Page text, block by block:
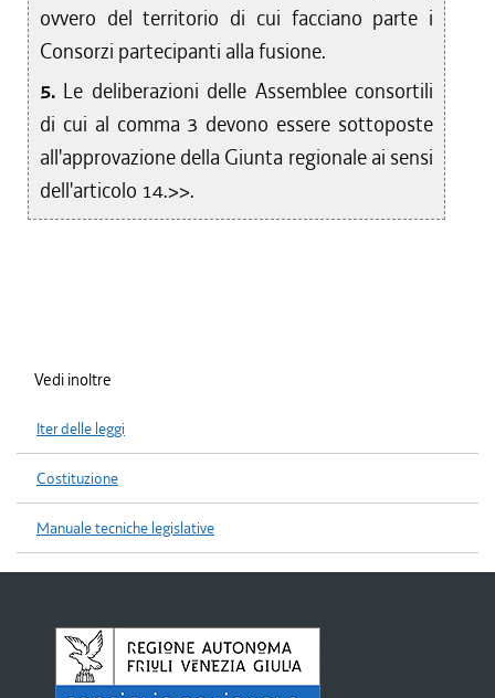
ovvero del territorio di cui facciano parte i
Consorzi partecipanti alla fusione.
5. Le deliberazioni delle Assemblee consortili
di cui al comma 3 devono essere sottoposte
all'approvazione della Giunta regionale ai sensi
dell'articolo 14.>>.
Vedi inoltre
Iter delle leggi
Costituzione
Manuale tecniche legislative